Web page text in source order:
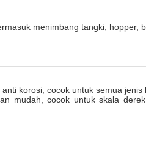
menimbang tangki, hopper,
korosi, cocok untuk semua jenis
mudah, cocok untuk skala